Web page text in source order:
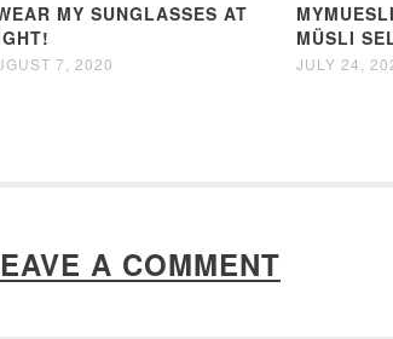
MY SUNGLASSES AT
7, 2020
MÜSLI
JULY 24,
A COMMENT